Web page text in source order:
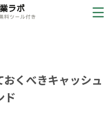
受注
くべきキャッシュ
ド